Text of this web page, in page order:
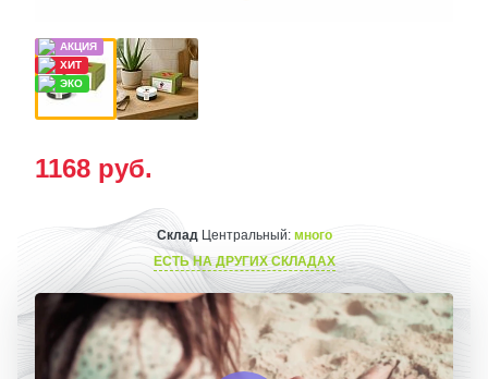
1168 руб.
Склад Центральный: много
ЕСТЬ НА ДРУГИХ СКЛАДАХ